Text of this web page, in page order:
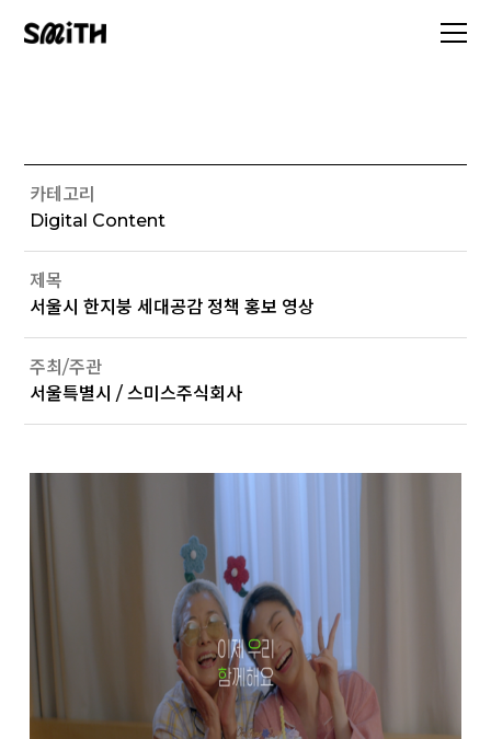
카테고리
Digital Content
제목
서울시 한지붕 세대공감 정책 홍보 영상
주최/주관
서울특별시 / 스미스주식회사